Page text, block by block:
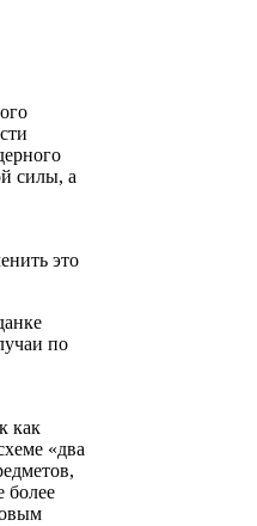
силы, а
это
по
как
«два
более